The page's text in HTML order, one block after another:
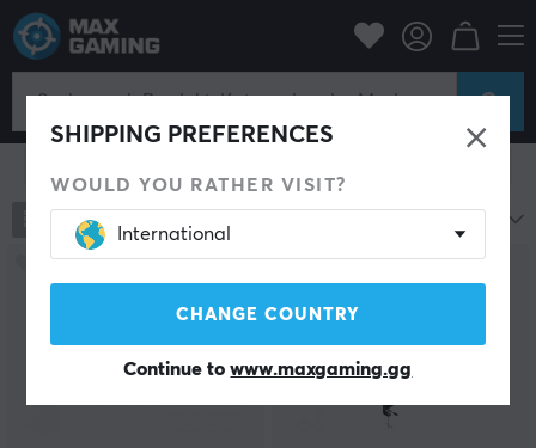
SHIPPING PREFERENCES
WOULD YOU RATHER VISIT?
International
CHANGE COUNTRY
Continue towww.maxgaming.gg
& Freizeit Leuchte im Innenbereich
Leuchte im Innenbereich